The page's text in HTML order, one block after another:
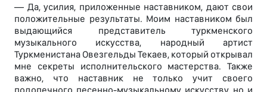
— Да, усилия, приложенные наставником, дают свои
положительные результаты. Моим наставником был
выдающийся представитель туркменского
музыкального искусства, народный артист
Туркменистана Овезгельды Текаев, который открывал
мне секреты исполнительского мастерства. Также
важно, что наставник не только учит своего